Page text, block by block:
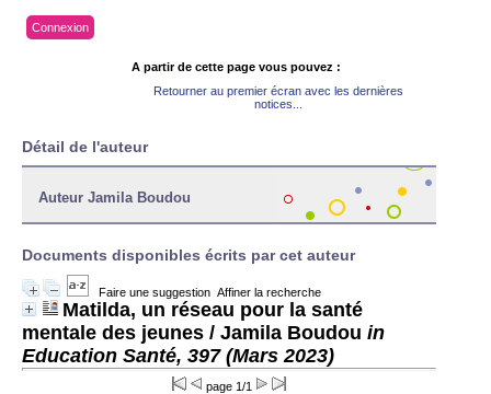
Connexion
A partir de cette page vous pouvez :
Retourner au premier écran avec les dernières
notices...
Détail de l'auteur
Auteur Jamila Boudou
Documents disponibles écrits par cet auteur
Faire une suggestion Affiner la recherche
Matilda, un réseau pour la santé
mentale des jeunes / Jamila Boudou in
Education Santé, 397 (Mars 2023)
page 1/1